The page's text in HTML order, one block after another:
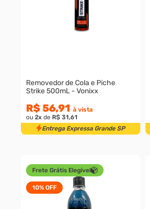
Removedor de Cola e Piche
Strike 500mL - Vonixx
R$ 56,91 à vista
ou 2x de R$ 31,61
Entrega Expressa Grande SP
Frete Grátis Elegível
10% OFF